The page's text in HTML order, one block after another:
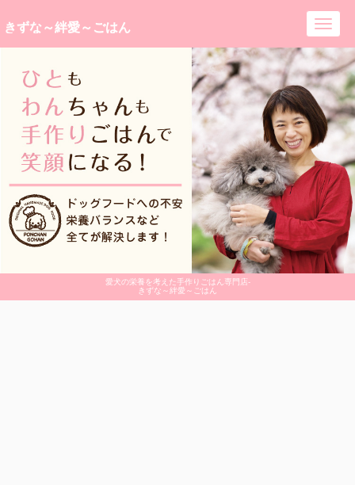
愛犬の栄養を考えた手作りごはん専門店-
きずな～絆愛～ごはん
きずな～絆愛～ごはん